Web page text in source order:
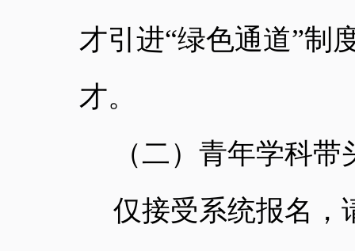
才引进“绿色通道”制
才。
（二）青年学科
仅接受系统报名，